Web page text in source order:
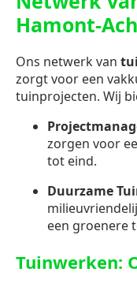
Hamont-
Ons netwerk van
zorgt voor een
tuinprojecten. Wij
zorgen voor
tot eind.
Duurzame
een groenere
Tuinwerken: